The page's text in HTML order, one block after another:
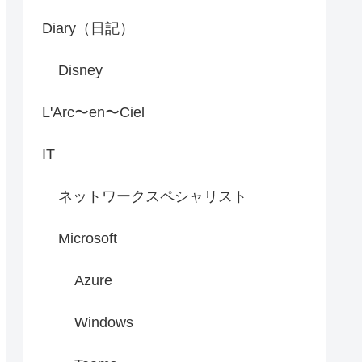
Diary（日記）
Disney
L'Arc〜en〜Ciel
IT
ネットワークスペシャリスト
Microsoft
Azure
Windows